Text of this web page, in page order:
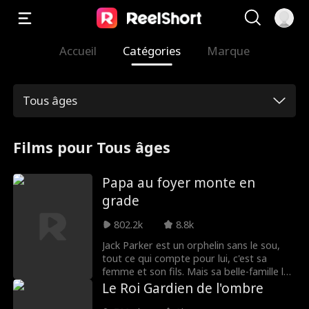
Accueil Catégories Marque
Tous âges
Films pour Tous âges
Papa au foyer monte en
grade
802.2k
8.8k
Jack Parker est un orphelin sans le sou,
tout ce qui compte pour lui, c'est sa
femme et son fils. Mais sa belle-famille le
déteste et fait tout pour briser son
Le Roi Gardien de l'ombre